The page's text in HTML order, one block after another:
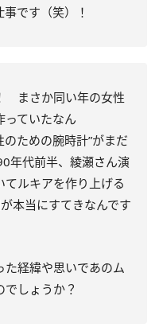
です（笑）！
まさか同い年の女性
っていたなん
ための腕時計”がまだ
年代前半、綾瀬さん演
てルキアを作り上げる
本当にすてきなんです
た経緯や思いであのム
しょうか？